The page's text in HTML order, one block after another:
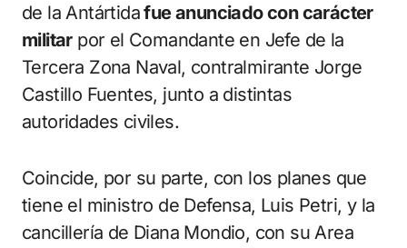
de la Antártidafue anunciado con carácter
militarpor el Comandante en Jefe de la
Tercera Zona Naval, contralmirante Jorge
Castillo Fuentes, junto a distintas
autoridades civiles.
Coincide, por su parte, con los planes que
tiene el ministro de Defensa, Luis Petri, y la
cancillería de Diana Mondio, con su Area